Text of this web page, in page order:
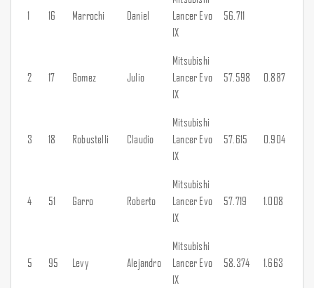
1 16 Marrochi Daniel
Lancer Evo
IX
56.711
2 17 Gomez Julio
Mitsubishi
Lancer Evo
IX
57.598 0.887
3 18 Robustelli Claudio
Mitsubishi
Lancer Evo
IX
57.615 0.904
4 51 Garro Roberto
Mitsubishi
Lancer Evo
IX
57.719 1.008
5 95 Levy Alejandro
Mitsubishi
Lancer Evo
IX
58.374 1.663